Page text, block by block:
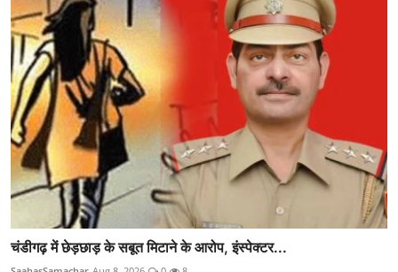
चंडीगढ़ में छेड़छाड़ के सबूत मिटाने के आरोप, इंस्पेक्टर...